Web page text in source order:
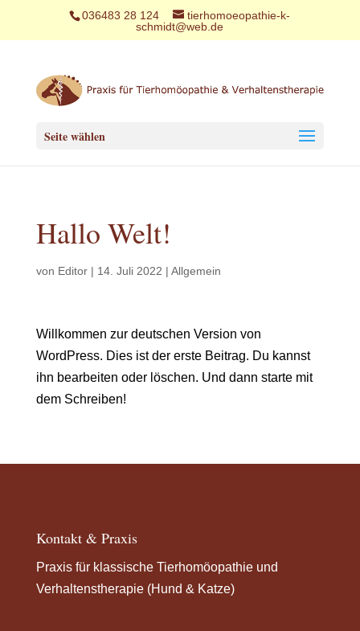
036483 28 124
tierhomoeopathie-k-
schmidt@web.de
Seite wählen
Hallo Welt!
von Editor| 14. Juli 2022 | Allgemein
Willkommen zur deutschen Version von
WordPress. Dies ist der erste Beitrag. Du kannst
ihn bearbeiten oder löschen. Und dann starte mit
dem Schreiben!
Kontakt & Praxis
Praxis für klassische Tierhomöopathie und
Verhaltenstherapie (Hund & Katze)